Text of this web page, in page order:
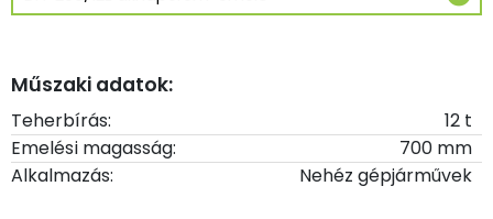
Műszaki adatok:
Teherbírás:
12 t
Emelési magasság:
700 mm
Alkalmazás:
Nehéz gépjárművek